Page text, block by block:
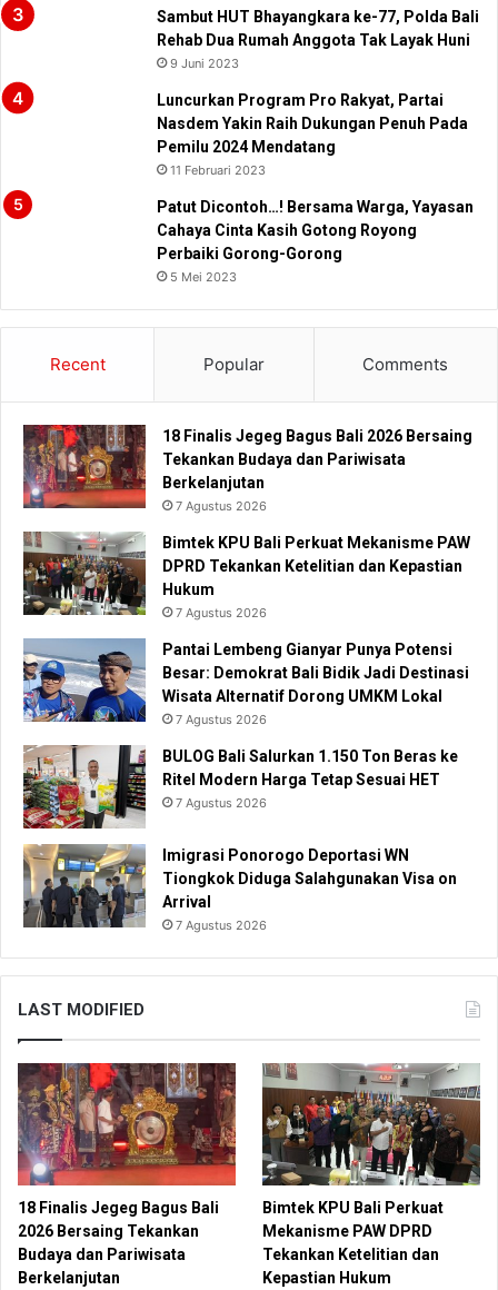
Sambut HUT Bhayangkara ke-77, Polda Bali
Rehab Dua Rumah Anggota Tak Layak Huni
9 Juni 2023
Luncurkan Program Pro Rakyat, Partai
Nasdem Yakin Raih Dukungan Penuh Pada
Pemilu 2024 Mendatang
11 Februari 2023
Patut Dicontoh…! Bersama Warga, Yayasan
Cahaya Cinta Kasih Gotong Royong
Perbaiki Gorong-Gorong
5 Mei 2023
Recent Popular Comments
18 Finalis Jegeg Bagus Bali 2026 Bersaing
Tekankan Budaya dan Pariwisata
Berkelanjutan
7 Agustus 2026
Bimtek KPU Bali Perkuat Mekanisme PAW
DPRD Tekankan Ketelitian dan Kepastian
Hukum
7 Agustus 2026
Pantai Lembeng Gianyar Punya Potensi
Besar: Demokrat Bali Bidik Jadi Destinasi
Wisata Alternatif Dorong UMKM Lokal
7 Agustus 2026
BULOG Bali Salurkan 1.150 Ton Beras ke
Ritel Modern Harga Tetap Sesuai HET
7 Agustus 2026
Imigrasi Ponorogo Deportasi WN
Tiongkok Diduga Salahgunakan Visa on
Arrival
7 Agustus 2026
LAST MODIFIED
18 Finalis Jegeg Bagus Bali
2026 Bersaing Tekankan
Budaya dan Pariwisata
Berkelanjutan
Bimtek KPU Bali Perkuat
Mekanisme PAW DPRD
Tekankan Ketelitian dan
Kepastian Hukum